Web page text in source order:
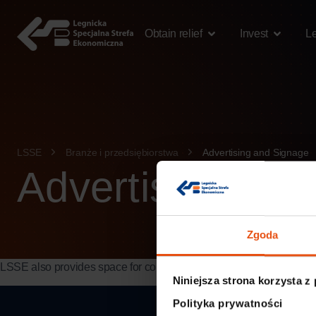
Zgoda
Niniejsza strona korzysta z
Polityka prywatności
Obtain relief Invest
LSSE Branże i przedsiębiorstwa Advertising and Signage
Advertising and
LSSE also provides space for companies specialising in visual